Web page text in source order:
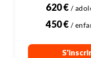
620 €
450 €